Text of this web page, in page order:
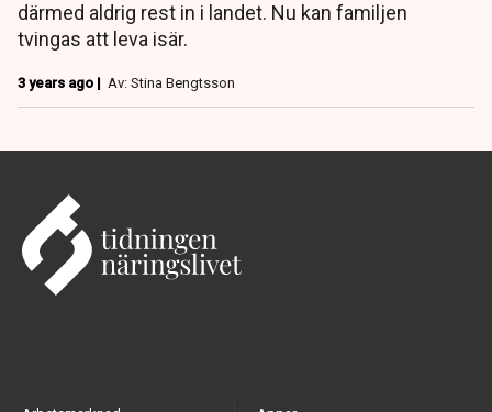
därmed aldrig rest in i landet. Nu kan familjen
tvingas att leva isär.
3 years ago | Av: Stina Bengtsson